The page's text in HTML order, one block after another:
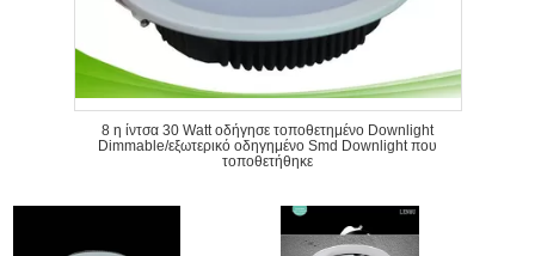
8 η ίντσα 30 Watt οδήγησε τοποθετημένο Downlight
Dimmable/εξωτερικό οδηγημένο Smd Downlight που
τοποθετήθηκε